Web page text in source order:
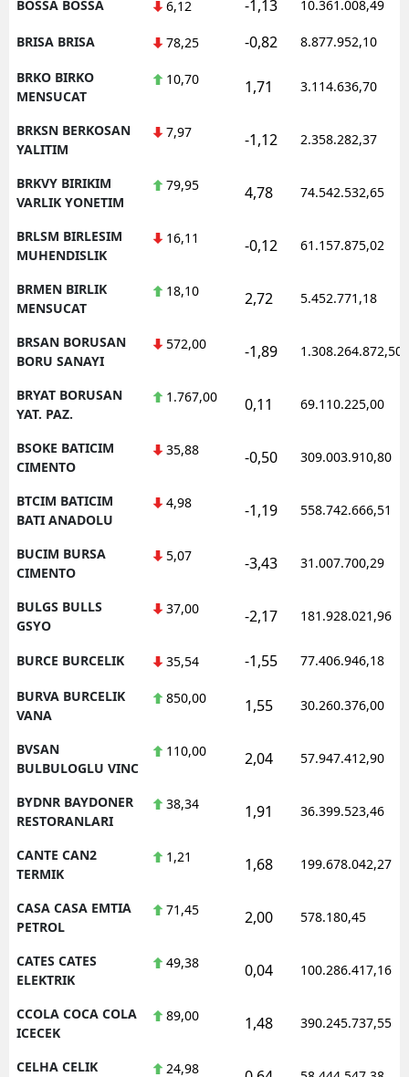
BOSSA BOSSA 6,12 -1,13 10.361.008,49
BRISA BRISA 78,25 -0,82 8.877.952,10
BRKO BIRKO
MENSUCAT
10,70 1,71 3.114.636,70
BRKSN BERKOSAN
YALITIM
7,97 -1,12 2.358.282,37
BRKVY BIRIKIM
VARLIK YONETIM
79,95 4,78 74.542.532,65
BRLSM BIRLESIM
MUHENDISLIK
16,11 -0,12 61.157.875,02
BRMEN BIRLIK
MENSUCAT
18,10 2,72 5.452.771,18
BRSAN BORUSAN
BORU SANAYI
572,00 -1,89 1.308.264.872,50
BRYAT BORUSAN
YAT. PAZ.
1.767,00 0,11 69.110.225,00
BSOKE BATICIM
CIMENTO
35,88 -0,50 309.003.910,80
BTCIM BATICIM
BATI ANADOLU
4,98 -1,19 558.742.666,51
BUCIM BURSA
CIMENTO
5,07 -3,43 31.007.700,29
BULGS BULLS
GSYO
37,00 -2,17 181.928.021,96
BURCE BURCELIK 35,54 -1,55 77.406.946,18
BURVA BURCELIK
VANA
850,00 1,55 30.260.376,00
BVSAN
BULBULOGLU VINC
110,00 2,04 57.947.412,90
BYDNR BAYDONER
RESTORANLARI
38,34 1,91 36.399.523,46
CANTE CAN2
TERMIK
1,21 1,68 199.678.042,27
CASA CASA EMTIA
PETROL
71,45 2,00 578.180,45
CATES CATES
ELEKTRIK
49,38 0,04 100.286.417,16
CCOLA COCA COLA
ICECEK
89,00 1,48 390.245.737,55
CELHA CELIK
24,98